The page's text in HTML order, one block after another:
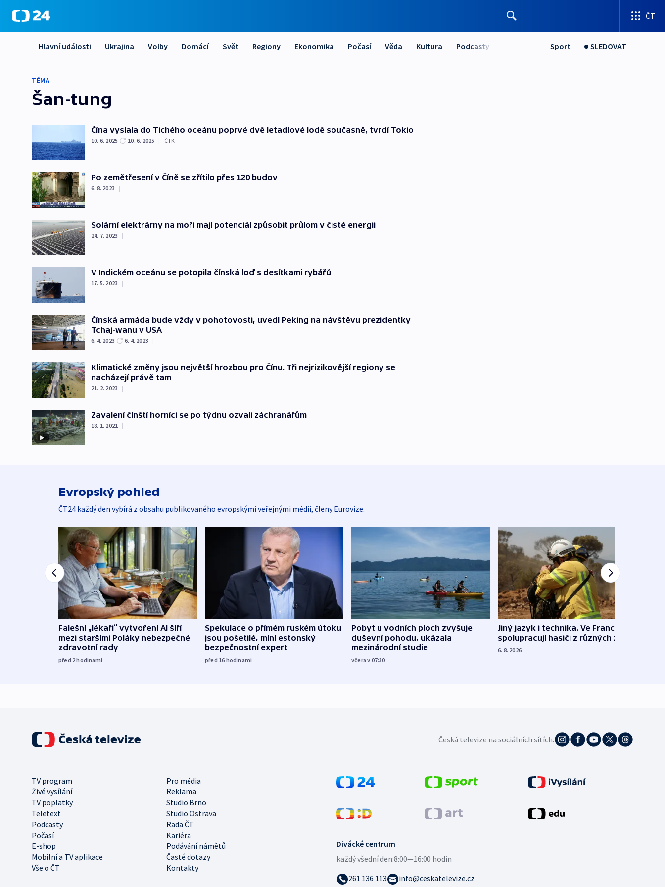
ČT
Hlavní události Ukrajina Volby Domácí Svět Regiony Ekonomika Počasí Věda Kultura Podcasty Sport SLEDOVAT
TÉMA
Šan-tung
Čína vyslala do Tichého oceánu poprvé dvě letadlové lodě současně, tvrdí Tokio
10. 6. 2025 10. 6. 2025 | ČTK
Po zemětřesení v Číně se zřítilo přes 120 budov
6. 8. 2023 |
Solární elektrárny na moři mají potenciál způsobit průlom v čisté energii
24. 7. 2023 |
V Indickém oceánu se potopila čínská loď s desítkami rybářů
17. 5. 2023 |
Čínská armáda bude vždy v pohotovosti, uvedl Peking na návštěvu prezidentky
Tchaj-wanu v USA
6. 4. 2023 6. 4. 2023 |
Klimatické změny jsou největší hrozbou pro Čínu. Tři nejrizikovější regiony se
nacházejí právě tam
21. 2. 2023 |
Zavalení čínští horníci se po týdnu ozvali záchranářům
18. 1. 2021 |
Evropský pohled
ČT24 každý den vybírá z obsahu publikovaného evropskými veřejnými médii, členy Eurovize.
Falešní „lékaři“ vytvoření AI šíří
mezi staršími Poláky nebezpečné
zdravotní rady
před 2hodinami
Spekulace o přímém ruském útoku
jsou pošetilé, míní estonský
bezpečnostní expert
před 16 hodinami
Pobyt u vodních ploch zvyšuje
duševní pohodu, ukázala
mezinárodní studie
včera v 07:30
Jiný jazyk i technika. Ve Francii
spolupracují hasiči z různých zemí
6. 8. 2026
Česká televize na sociálních sítích:
TV program
Pro média
Živé vysílání
Reklama
TV poplatky
Studio Brno
Teletext
Studio Ostrava
Podcasty
Rada ČT
Počasí
Kariéra
E-shop
Podávání námětů
Mobilní a TV aplikace
Časté dotazy
Vše o ČT
Kontakty
Divácké centrum
každý všední den:8:00—16:00 hodin
261 136 113
info@ceskatelevize.cz